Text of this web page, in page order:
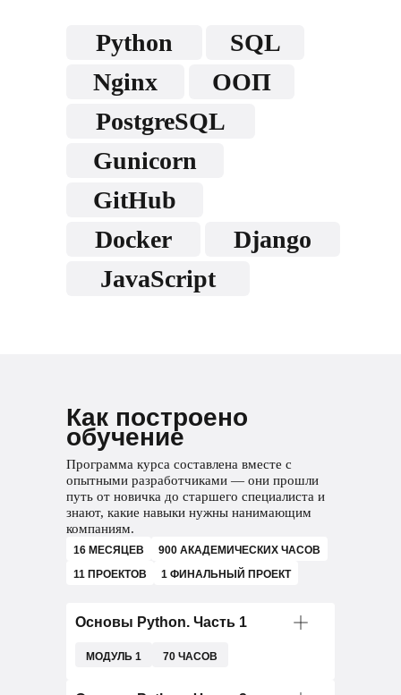
Python
Django
JavaScript
GitHub
PostgreSQL
Nginx
Gunicorn
SQL
Docker
ООП
Как построено
обучение
Программа курса составлена вместе с
опытными разработчиками — они прошли
путь от новичка до старшего специалиста и
знают, какие навыки нужны нанимающим
компаниям.
16 МЕСЯЦЕВ
900 АКАДЕМИЧЕСКИХ ЧАСОВ
11 ПРОЕКТОВ
1 ФИНАЛЬНЫЙ ПРОЕКТ
Основы Python. Часть 1
МОДУЛЬ 1 70 ЧАСОВ